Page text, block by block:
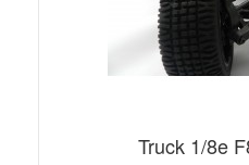
Truck 1/8e